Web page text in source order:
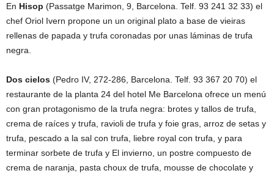
En Hisop (Passatge Marimon, 9, Barcelona. Telf. 93 241 32 33) el
chef Oriol Ivern propone un un original plato a base de vieiras
rellenas de papada y trufa coronadas por unas láminas de trufa
negra.
Dos cielos (Pedro IV, 272-286, Barcelona. Telf. 93 367 20 70) el
restaurante de la planta 24 del hotel Me Barcelona ofrece un menú
con gran protagonismo de la trufa negra: brotes y tallos de trufa,
crema de raíces y trufa, ravioli de trufa y foie gras, arroz de setas y
trufa, pescado a la sal con trufa, liebre royal con trufa, y para
terminar sorbete de trufa y El invierno, un postre compuesto de
crema de naranja, pasta choux de trufa, mousse de chocolate y